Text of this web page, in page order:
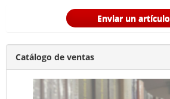
Enviar un artículo
Catálogo de ventas